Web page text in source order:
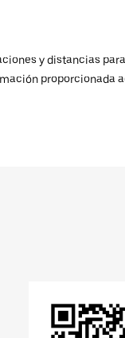
y distancias
proporcionada